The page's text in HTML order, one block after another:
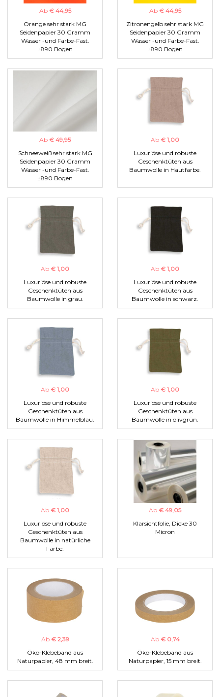
Ab € 44,95
Orange sehr stark MG
Seidenpapier 30 Gramm
Wasser -und Farbe-Fast.
±890 Bogen
Ab € 44,95
Zitronengelb sehr stark MG
Seidenpapier 30 Gramm
Wasser -und Farbe-Fast.
±890 Bogen
Ab € 49,95
Schneeweiß sehr stark MG
Seidenpapier 30 Gramm
Wasser -und Farbe-Fast.
±890 Bogen
Ab € 1,00
Luxuriöse und robuste
Geschenktüten aus
Baumwolle in Hautfarbe.
Ab € 1,00
Luxuriöse und robuste
Geschenktüten aus
Baumwolle in grau.
Ab € 1,00
Luxuriöse und robuste
Geschenktüten aus
Baumwolle in schwarz.
Ab € 1,00
Luxuriöse und robuste
Geschenktüten aus
Baumwolle in Himmelblau.
Ab € 1,00
Luxuriöse und robuste
Geschenktüten aus
Baumwolle in olivgrün.
Ab € 1,00
Luxuriöse und robuste
Geschenktüten aus
Baumwolle in natürliche
Farbe.
Ab € 49,05
Klarsichtfolie, Dicke 30
Micron
Ab € 2,39
Öko-Klebeband aus
Naturpapier, 48 mm breit.
Ab € 0,74
Öko-Klebeband aus
Naturpapier, 15 mm breit.